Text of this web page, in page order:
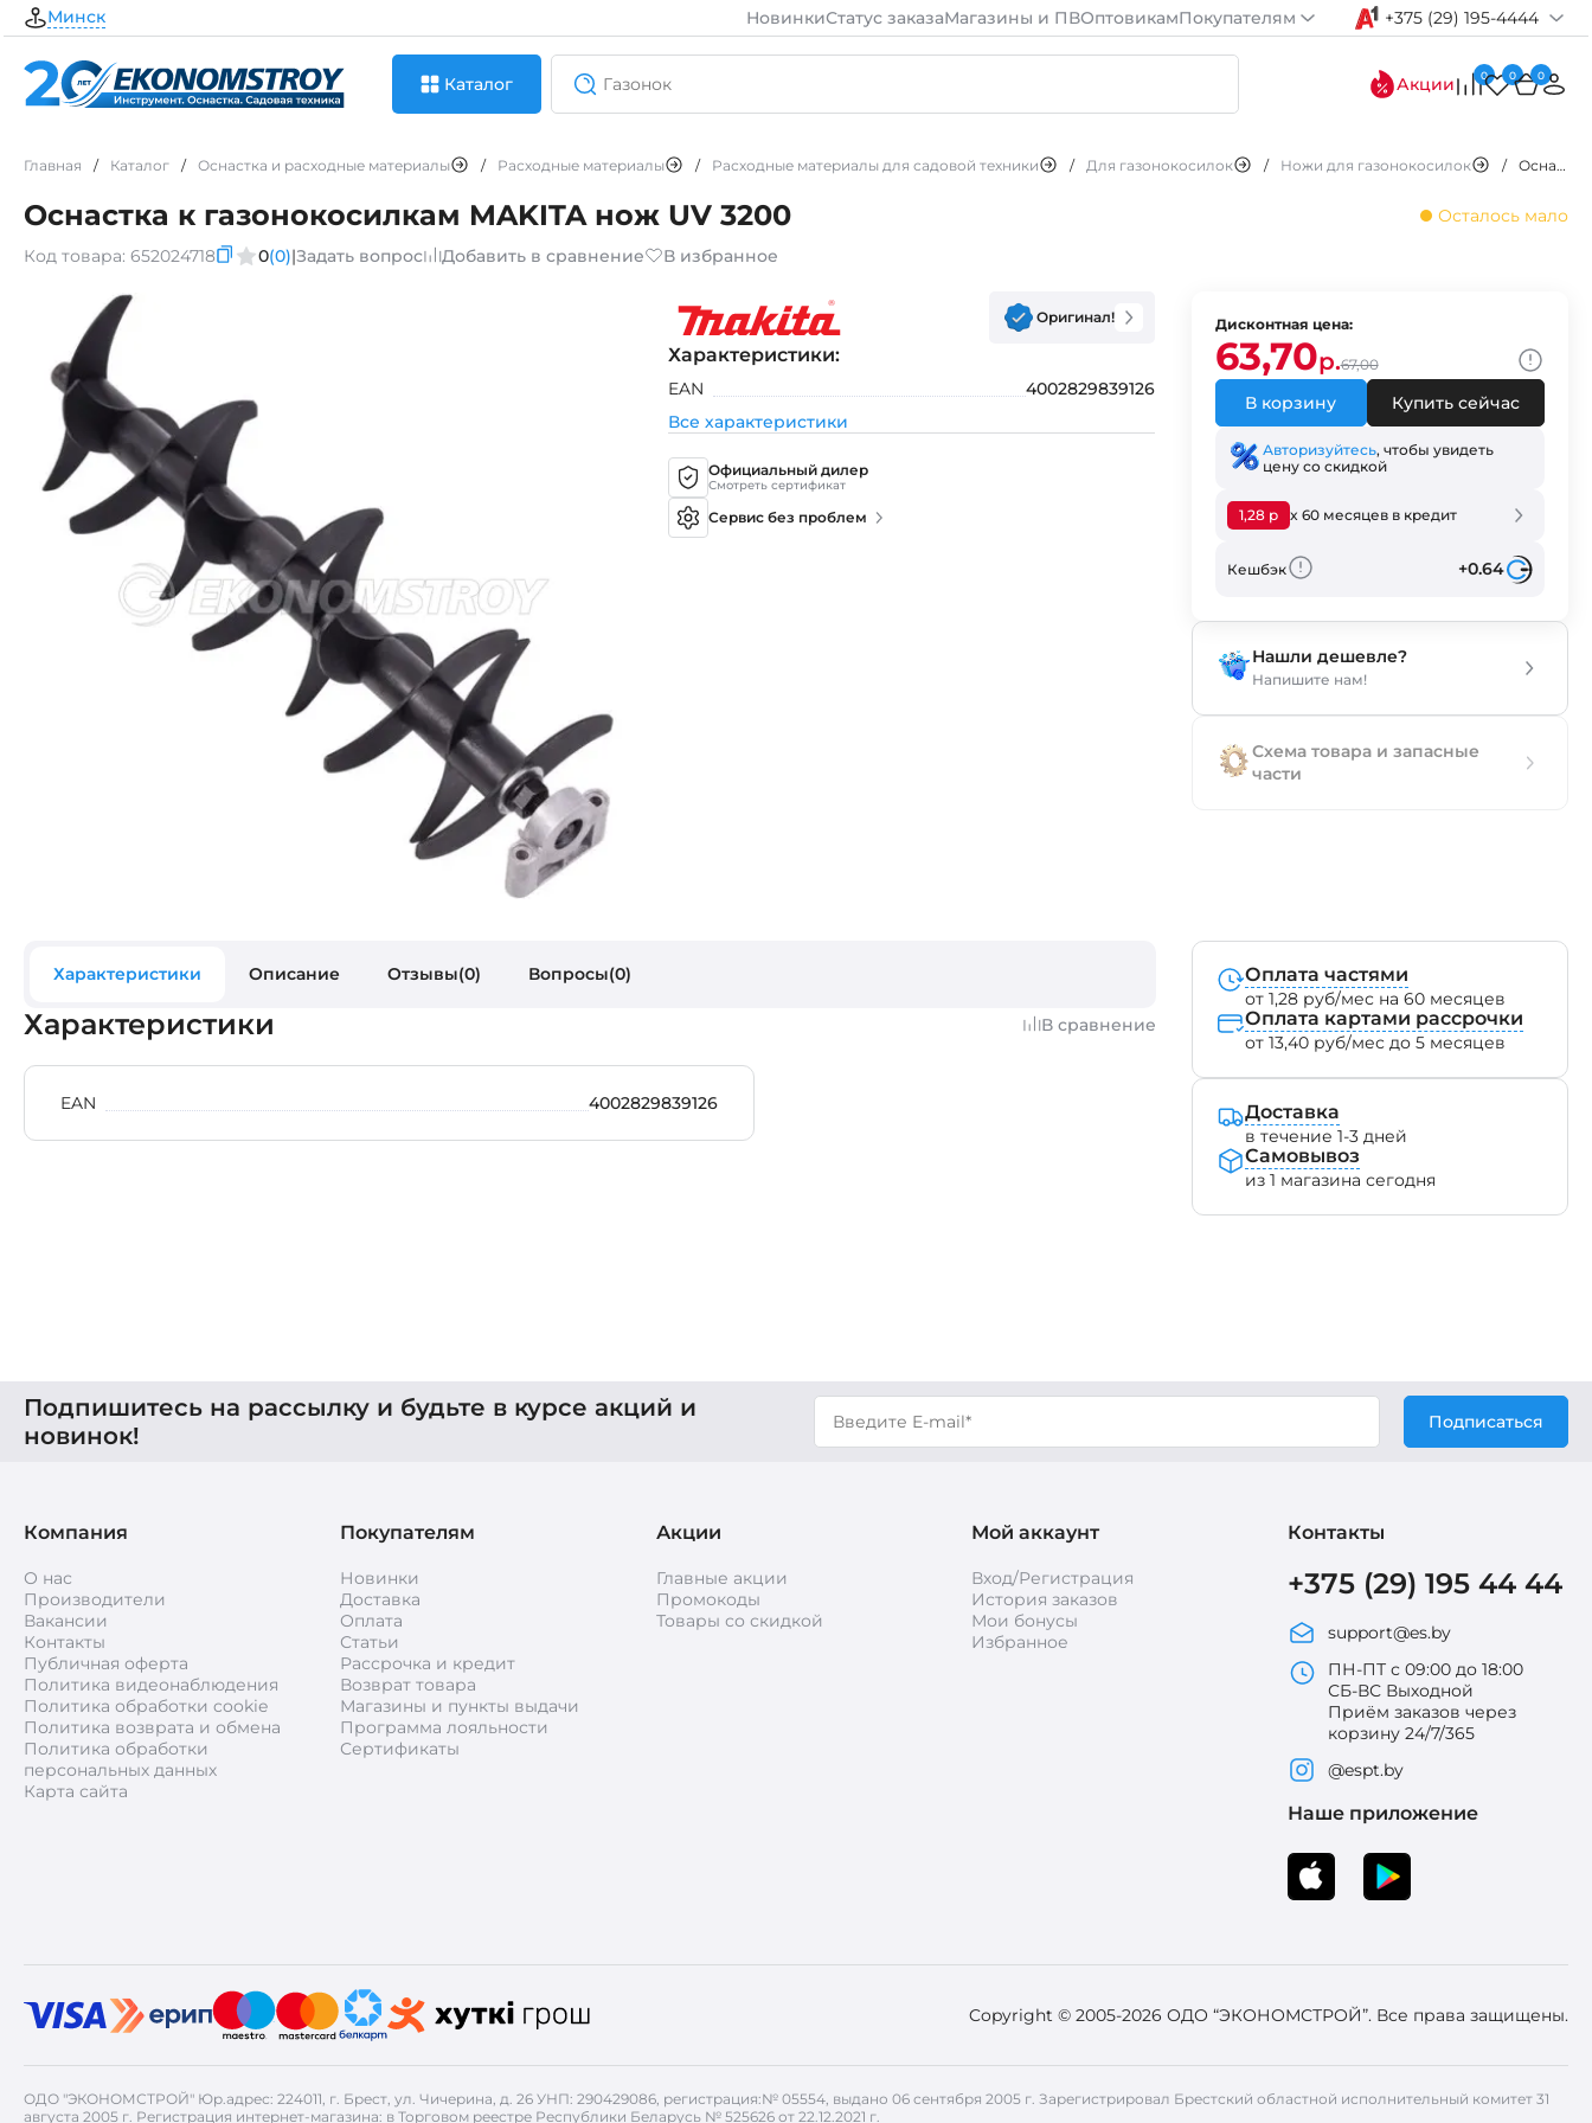
Минск НовинкиСтатус заказаМагазины и ПВОптовикамПокупателям +375 (29) 195-4444
Каталог Акции 0 0 0
Главная / Каталог / Оснастка и расходные материалы / Расходные материалы / Расходные материалы для садовой техники / Для газонокосилок / Ножи для газонокосилок / Оснастка к газонокосилкам MAKITA нож UV 3200
Оснастка к газонокосилкам MAKITA нож UV 3200
Осталось мало
Код товара: 652024718 0(0)|Задать вопрос Добавить в сравнение В избранное
Оригинал!
Характеристики:
EAN
4002829839126
Все характеристики
Официальный дилер
Смотреть сертификат
Сервис без проблем
Дисконтная цена:
63,70р.67,00
В корзину Купить сейчас
Авторизуйтесь, чтобы увидеть
цену со скидкой
1,28 р x 60 месяцев в кредит
Кешбэк +0.64
Нашли дешевле?
Напишите нам!
Схема товара и запасные
части
Характеристики Описание Отзывы(0) Вопросы(0)
Характеристики В сравнение
EAN 4002829839126
Оплата частями
от 1,28 руб/мес на 60 месяцев
Оплата картами рассрочки
от 13,40 руб/мес до 5 месяцев
Доставка
в течение 1-3 дней
Самовывоз
из 1 магазина сегодня
Подпишитесь на рассылку и будьте в курсе акций и
новинок!
Подписаться
Компания
О нас
Производители
Вакансии
Контакты
Публичная оферта
Политика видеонаблюдения
Политика обработки cookie
Политика возврата и обмена
Политика обработки
персональных данных
Карта сайта
Покупателям
Новинки
Доставка
Оплата
Статьи
Рассрочка и кредит
Возврат товара
Магазины и пункты выдачи
Программа лояльности
Сертификаты
Акции
Главные акции
Промокоды
Товары со скидкой
Мой аккаунт
Вход/Регистрация
История заказов
Мои бонусы
Избранное
Контакты
+375 (29) 195 44 44
support@es.by
ПН-ПТ с 09:00 до 18:00
СБ-ВС Выходной
Приём заказов через
корзину 24/7/365
@espt.by
Наше приложение
Copyright © 2005-2026 ОДО “ЭКОНОМСТРОЙ”. Все права защищены.
ОДО "ЭКОНОМСТРОЙ" Юр.адрес: 224011, г. Брест, ул. Чичерина, д. 26 УНП: 290429086, регистрация:№ 05554, выдано 06 сентября 2005 г. Зарегистрировал Брестский областной исполнительный комитет 31
августа 2005 г. Регистрация интернет-магазина: в Торговом реестре Республики Беларусь № 525626 от 22.12.2021 г.